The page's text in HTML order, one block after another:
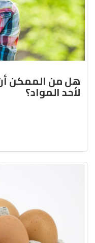
هل من الممكن
لأحد المواد؟